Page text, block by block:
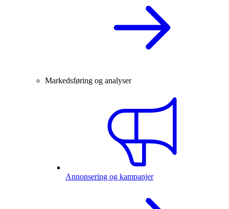
Markedsføring og analyser
Annonsering og kampanjer